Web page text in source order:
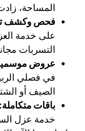
المساحة،
فحص وكشف
على خدمة
التسربات
عروض
في فصلي
الصيف أو
باقات متكاملة:
خدمة عزل